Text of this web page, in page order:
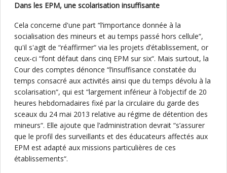
Dans les EPM, une scolarisation insuffisante
Cela concerne d'une part “l’importance donnée à la
socialisation des mineurs et au temps passé hors cellule“,
qu'il s'agit de “réaffirmer“ via les projets d’établissement, or
ceux-ci “font défaut dans cinq EPM sur six“. Mais surtout, la
Cour des comptes dénonce “l’insuffisance constatée du
temps consacré aux activités ainsi que du temps dévolu à la
scolarisation“, qui est “largement inférieur à l’objectif de 20
heures hebdomadaires fixé par la circulaire du garde des
sceaux du 24 mai 2013 relative au régime de détention des
mineurs“. Elle ajoute que l’administration devrait “s’assurer
que le profil des surveillants et des éducateurs affectés aux
EPM est adapté aux missions particulières de ces
établissements“.